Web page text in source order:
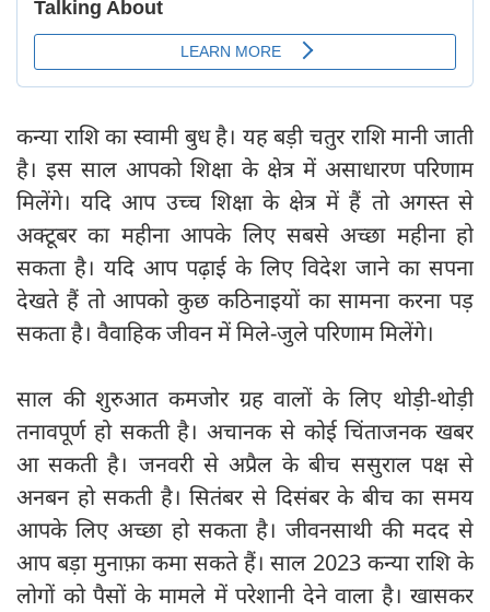
कन्या राशि का स्वामी बुध है। यह बड़ी चतुर राशि मानी जाती
है। इस साल आपको शिक्षा के क्षेत्र में असाधारण परिणाम
मिलेंगे। यदि आप उच्च शिक्षा के क्षेत्र में हैं तो अगस्त से
अक्टूबर का महीना आपके लिए सबसे अच्छा महीना हो
सकता है। यदि आप पढ़ाई के लिए विदेश जाने का सपना
देखते हैं तो आपको कुछ कठिनाइयों का सामना करना पड़
सकता है। वैवाहिक जीवन में मिले-जुले परिणाम मिलेंगे।
साल की शुरुआत कमजोर ग्रह वालों के लिए थोड़ी-थोड़ी
तनावपूर्ण हो सकती है। अचानक से कोई चिंताजनक खबर
आ सकती है। जनवरी से अप्रैल के बीच ससुराल पक्ष से
अनबन हो सकती है। सितंबर से दिसंबर के बीच का समय
आपके लिए अच्छा हो सकता है। जीवनसाथी की मदद से
आप बड़ा मुनाफ़ा कमा सकते हैं। साल 2023 कन्या राशि के
लोगों को पैसों के मामले में परेशानी देने वाला है। खासकर